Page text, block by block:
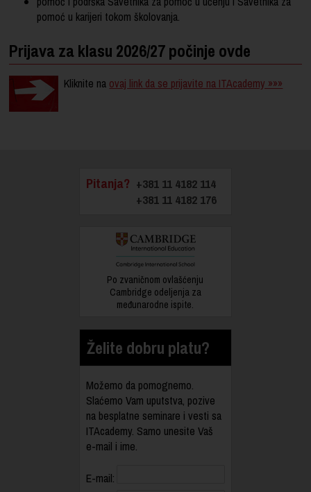
pomoć u karijeri tokom školovanja.
Prijava za klasu 2026/27 počinje ovde
Kliknite na ovaj link da se prijavite na ITAcademy »»»
Pitanja? +381 11 4182 114
+381 11 4182 176
Po zvaničnom ovlašćenju
Cambridge odeljenja za
međunarodne ispite.
Želite dobru platu?
Možemo da pomognemo.
Slaćemo Vam uputstva, pozive
na besplatne seminare i vesti sa
ITAcademy. Samo unesite Vaš
e-mail i ime.
E-mail: